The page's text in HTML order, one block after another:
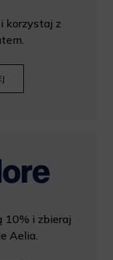
korzystaj z
10% i zbieraj
Aelia.